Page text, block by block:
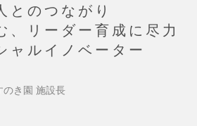
とのつながり
、リーダー育成に尽力
ャルイノベーター
のき園 施設長